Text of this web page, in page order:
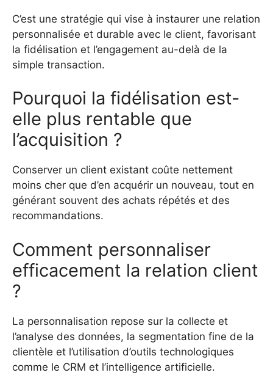
C’est une stratégie qui vise à instaurer une relation
personnalisée et durable avec le client, favorisant
la fidélisation et l’engagement au-delà de la
simple transaction.
Pourquoi la fidélisation est-
elle plus rentable que
l’acquisition ?
Conserver un client existant coûte nettement
moins cher que d’en acquérir un nouveau, tout en
générant souvent des achats répétés et des
recommandations.
Comment personnaliser
efficacement la relation client
?
La personnalisation repose sur la collecte et
l’analyse des données, la segmentation fine de la
clientèle et l’utilisation d’outils technologiques
comme le CRM et l’intelligence artificielle.